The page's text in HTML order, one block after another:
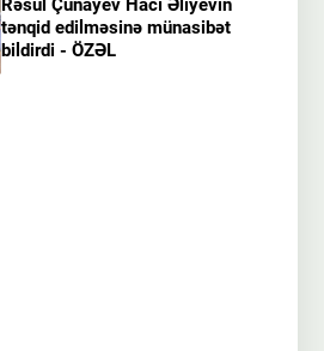
Rəsul Çunayev Hacı Əliyevin
tənqid edilməsinə münasibət
bildirdi - ÖZƏL